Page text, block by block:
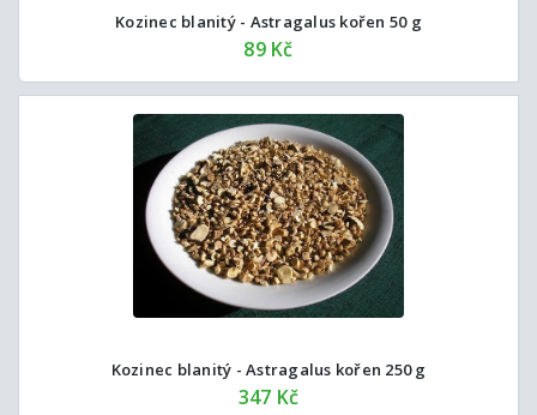
Kozinec blanitý - Astragalus kořen 50 g
89 Kč
Kozinec blanitý - Astragalus kořen 250 g
347 Kč